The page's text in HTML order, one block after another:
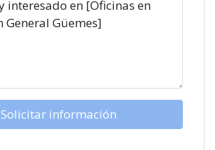
Solicitar información